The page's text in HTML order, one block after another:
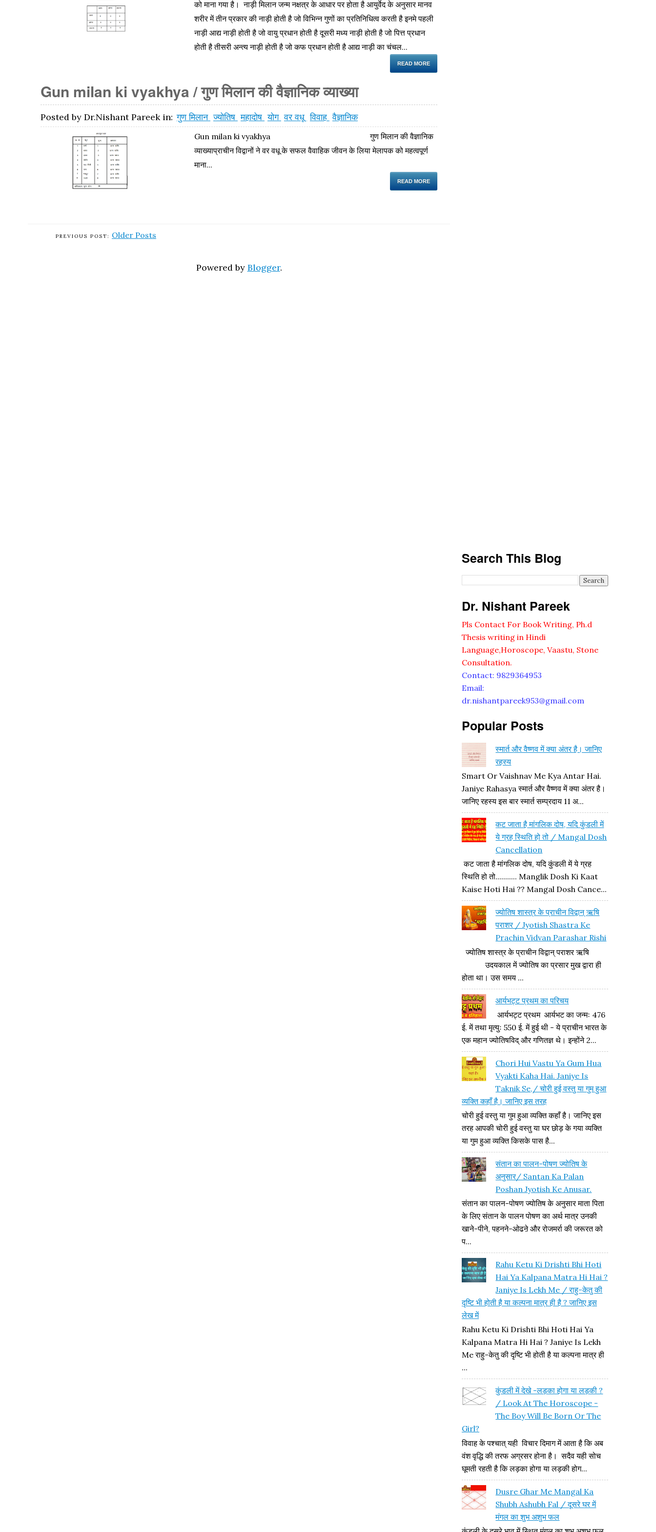
को माना गया है। नाड़ी मिलान जन्म नक्षत्र के आधार पर होता है आयुर्वेद के अनुसार मानव
शरीर में तीन प्रकार की नाड़ी होती है जो विभिन्न गुणों का प्रतिनिधित्व करती है इनमे पहली
नाड़ी आद्य नाड़ी होती है जो वायु प्रधान होती है दूसरी मध्य नाड़ी होती है जो पित्त प्रधान
होती है तीसरी अन्त्य नाड़ी होती है जो कफ प्रधान होती है आद्य नाड़ी का चंचल...
READ MORE
Gun milan ki vyakhya / गुण मिलान की वैज्ञानिक व्याख्या
Posted by Dr.Nishant Pareek in: गुण मिलान ज्योतिष महादोष योग वर वधू विवाह वैज्ञानिक
Gun milan ki vyakhya गुण मिलान की वैज्ञानिक
व्याख्याप्राचीन विद्वानों ने वर वधू के सफल वैवाहिक जीवन के लिया मेलापक को महत्वपूर्ण
माना...
READ MORE
Older Posts
Powered by Blogger.
Search This Blog
Dr. Nishant Pareek
Pls Contact For Book Writing, Ph.d
Thesis writing in Hindi
Language,Horoscope, Vaastu, Stone
Consultation.
Contact: 9829364953
Email:
dr.nishantpareek953@gmail.com
Popular Posts
स्मार्त और वैष्णव में क्या अंतर है। जानिए
रहस्य
Smart Or Vaishnav Me Kya Antar Hai.
Janiye Rahasya स्मार्त और वैष्णव में क्या अंतर है।
जानिए रहस्य इस बार स्मार्त सम्प्रदाय 11 अ...
कट जाता है मांगलिक दोष, यदि कुंडली में
ये ग्रह स्थिति हो तो / Mangal Dosh
Cancellation
कट जाता है मांगलिक दोष, यदि कुंडली में ये ग्रह
स्थिति हो तो........... Manglik Dosh Ki Kaat
Kaise Hoti Hai ?? Mangal Dosh Cance...
ज्योतिष शास्त्र के प्राचीन विद्वान् ऋषि
पराशर / Jyotish Shastra Ke
Prachin Vidvan Parashar Rishi
ज्योतिष शास्त्र के प्राचीन विद्वान् पराशर ऋषि
उदयकाल में ज्योतिष का प्रसार मुख द्वारा ही
होता था। उस समय ...
आर्यभट्ट प्रथम का परिचय
आर्यभट्ट प्रथम आर्यभट का जन्मः 476
ई. में तथा मृत्युः 550 ई. में हुई थी - ये प्राचीन भारत के
एक महान ज्योतिषविद् और गणितज्ञ थे। इन्होंने 2...
Chori Hui Vastu Ya Gum Hua
Vyakti Kaha Hai. Janiye Is
Taknik Se,/ चोरी हुई वस्तु या गुम हुआ
व्यक्ति कहाँ है। जानिए इस तरह
चोरी हुई वस्तु या गुम हुआ व्यक्ति कहाँ है। जानिए इस
तरह आपकी चोरी हुई वस्तु या घर छोड़ के गया व्यक्ति
या गुम हुआ व्यक्ति किसके पास है...
संतान का पालन-पोषण ज्योतिष के
अनुसार/ Santan Ka Palan
Poshan Jyotish Ke Anusar.
संतान का पालन-पोषण ज्योतिष के अनुसार माता पिता
के लिए संतान के पालन पोषण का अर्थ मात्र उनकी
खाने-पीने, पहनने-ओढऩे और रोजमर्रा की जरूरत को
प...
Rahu Ketu Ki Drishti Bhi Hoti
Hai Ya Kalpana Matra Hi Hai ?
Janiye Is Lekh Me / राहु-केतु की
दृष्टि भी होती है या कल्पना मात्र ही है ? जानिए इस
लेख में
Rahu Ketu Ki Drishti Bhi Hoti Hai Ya
Kalpana Matra Hi Hai ? Janiye Is Lekh
Me राहु-केतु की दृष्टि भी होती है या कल्पना मात्र ही
...
कुंडली में देखे -लड़का होगा या लड़की ?
/ Look At The Horoscope -
The Boy Will Be Born Or The
Girl?
विवाह के पश्चात् यही विचार दिमाग में आता है कि अब
वंश वृद्धि की तरफ अग्रसर होना है। सदैव यही सोच
घूमती रहती है कि लड़का होगा या लड़की होग...
Dusre Ghar Me Mangal Ka
Shubh Ashubh Fal / दूसरे घर में
मंगल का शुभ अशुभ फल